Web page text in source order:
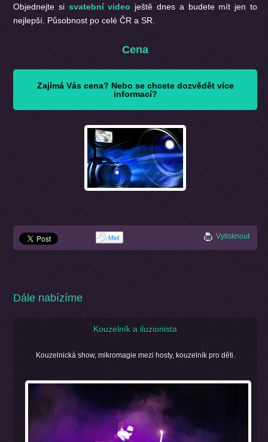
Objednejte si svatební video ještě dnes a budete mít jen to
nejlepší. Působnost po celé ČR a SR.
Cena
Zajímá Vás cena? Nebo se chcete dozvědět více
informací?
Vytisknout
Dále nabízíme
Kouzelník a iluzionista
Kouzelnická show, mikromagie mezi hosty, kouzelník pro děti.